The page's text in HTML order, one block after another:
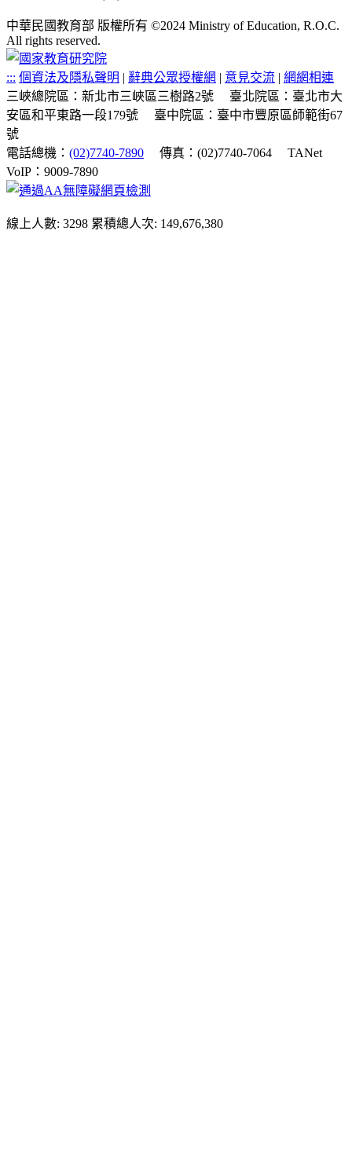
中華民國教育部 版權所有 ©2024 Ministry of Education, R.O.C.
All rights reserved.
::: 個資法及隱私聲明 | 辭典公眾授權網 | 意見交流 | 網網相連
三峽總院區：新北市三峽區三樹路2號
臺北院區：臺北市大
安區和平東路一段179號
臺中院區：臺中市豐原區師範街67
號
電話總機： (02)7740-7890 傳真：(02)7740-7064
TANet
VoIP：9009-7890
線上人數: 3298 累積總人次: 149,676,380